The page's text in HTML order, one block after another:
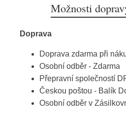
Možnosti
Doprava
Doprava zdarma při
Osobní odběr - Zdarma
Přepravní společností
Českou poštou - Balík
Osobní odběr v